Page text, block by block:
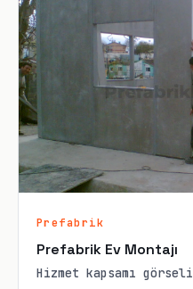
Prefabrik
Prefabrik Ev Montajı
Hizmet kapsamı görseli